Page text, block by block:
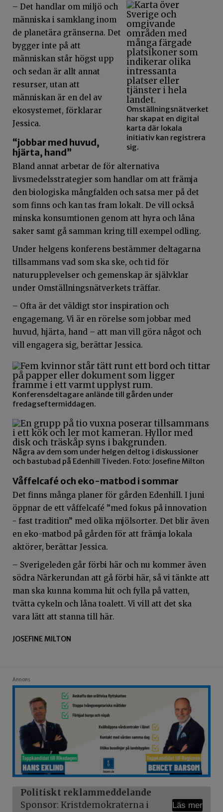
Omställningsnätverket
har skapat en digital
karta där lokala
initiativ kan registrera
sig.
– Det handlar om miljö och
människa i samklang inom
de planetära gränserna. Det
bygger inte på att
människan står högst upp
och sedan är allt annat
resurser, utan att
människan är en del av
ekosystemet, förklarar
Jessica.
“jobbar med huvud,
hjärta, hand”
Bland annat arbetar de för alternativa
livsmedelsstrategier som handlar om att främja
den biologiska mångfalden och satsa mer på det
som finns och kan tas fram lokalt. De vill också
minska konsumtionen genom att hyra och låna
saker samt gå samman kring till exempel odling.
Under helgens konferens bestämmer deltagarna
tillsammans vad som ska ske, och tid för
naturupplevelser och gemenskap är självklar
under Omställningsnätverkets träffar.
– Ofta är det väldigt stor inspiration och
engagemang. Vi är en rörelse som jobbar med
huvud, hjärta, hand – att man vill göra något och
vill engagera sig, berättar Jessica.
Konferensdeltagare anlände till gården under
fredagseftermiddagen.
Några av dem som under helgen deltog i diskussioner
och bastubad på Edenhill Tiveden. Foto: Josefine Milton
Våffelcafé och eko-matbod i sommar
Det finns många planer för gården Edenhill. I juni
öppnar de ett våffelcafé ”med fokus på innovation
- fast tradition” med olika mjölsorter. Det blir även
en eko-matbod på gården för att främja lokala
aktörer, berättar Jessica.
– Sverigeleden går förbi här och nu kommer även
södra Närkerundan att gå förbi här, så vi tänkte att
man ska kunna komma hit och fylla på vatten,
tvätta cykeln och låna toalett. Vi vill att det ska
vara lätt att stanna till här.
JOSEFINE MILTON
Annons
Politiskt reklammeddelande
Sponsor: Kristdemokraterna i
Läs mer